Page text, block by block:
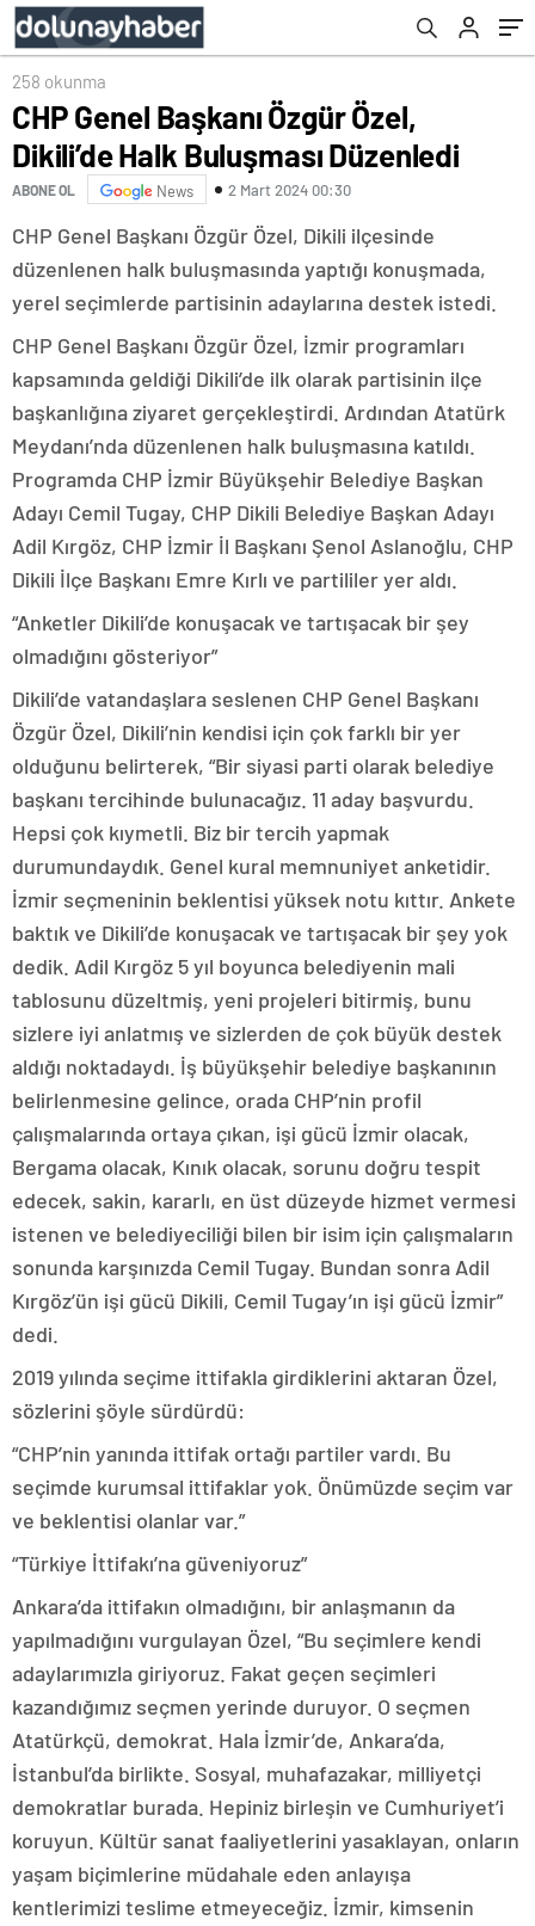
258 okunma
CHP Genel Başkanı Özgür Özel,
Dikili’de Halk Buluşması Düzenledi
ABONE OL News 2 Mart 2024 00:30
CHP Genel Başkanı Özgür Özel, Dikili ilçesinde
düzenlenen halk buluşmasında yaptığı konuşmada,
yerel seçimlerde partisinin adaylarına destek istedi.
CHP Genel Başkanı Özgür Özel, İzmir programları
kapsamında geldiği Dikili’de ilk olarak partisinin ilçe
başkanlığına ziyaret gerçekleştirdi. Ardından Atatürk
Meydanı’nda düzenlenen halk buluşmasına katıldı.
Programda CHP İzmir Büyükşehir Belediye Başkan
Adayı Cemil Tugay, CHP Dikili Belediye Başkan Adayı
Adil Kırgöz, CHP İzmir İl Başkanı Şenol Aslanoğlu, CHP
Dikili İlçe Başkanı Emre Kırlı ve partililer yer aldı.
“Anketler Dikili’de konuşacak ve tartışacak bir şey
olmadığını gösteriyor”
Dikili’de vatandaşlara seslenen CHP Genel Başkanı
Özgür Özel, Dikili’nin kendisi için çok farklı bir yer
olduğunu belirterek, “Bir siyasi parti olarak belediye
başkanı tercihinde bulunacağız. 11 aday başvurdu.
Hepsi çok kıymetli. Biz bir tercih yapmak
durumundaydık. Genel kural memnuniyet anketidir.
İzmir seçmeninin beklentisi yüksek notu kıttır. Ankete
baktık ve Dikili’de konuşacak ve tartışacak bir şey yok
dedik. Adil Kırgöz 5 yıl boyunca belediyenin mali
tablosunu düzeltmiş, yeni projeleri bitirmiş, bunu
sizlere iyi anlatmış ve sizlerden de çok büyük destek
aldığı noktadaydı. İş büyükşehir belediye başkanının
belirlenmesine gelince, orada CHP’nin profil
çalışmalarında ortaya çıkan, işi gücü İzmir olacak,
Bergama olacak, Kınık olacak, sorunu doğru tespit
edecek, sakin, kararlı, en üst düzeyde hizmet vermesi
istenen ve belediyeciliği bilen bir isim için çalışmaların
sonunda karşınızda Cemil Tugay. Bundan sonra Adil
Kırgöz’ün işi gücü Dikili, Cemil Tugay’ın işi gücü İzmir”
dedi.
2019 yılında seçime ittifakla girdiklerini aktaran Özel,
sözlerini şöyle sürdürdü:
“CHP’nin yanında ittifak ortağı partiler vardı. Bu
seçimde kurumsal ittifaklar yok. Önümüzde seçim var
ve beklentisi olanlar var.”
“Türkiye İttifakı’na güveniyoruz”
Ankara’da ittifakın olmadığını, bir anlaşmanın da
yapılmadığını vurgulayan Özel, “Bu seçimlere kendi
adaylarımızla giriyoruz. Fakat geçen seçimleri
kazandığımız seçmen yerinde duruyor. O seçmen
Atatürkçü, demokrat. Hala İzmir’de, Ankara’da,
İstanbul’da birlikte. Sosyal, muhafazakar, milliyetçi
demokratlar burada. Hepiniz birleşin ve Cumhuriyet’i
koruyun. Kültür sanat faaliyetlerini yasaklayan, onların
yaşam biçimlerine müdahale eden anlayışa
kentlerimizi teslime etmeyeceğiz. İzmir, kimsenin